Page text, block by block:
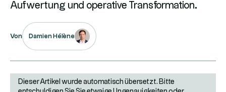
Aufwertung und operative Transformation.
Von Damien Hélène
Dieser Artikel wurde automatisch übersetzt. Bitte